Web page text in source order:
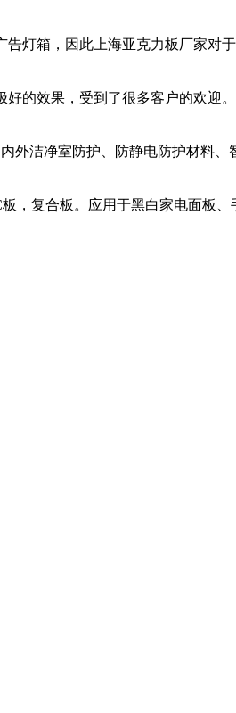
灯箱，因此上海亚克力板厂家对
的效果，受到了很多客户的欢迎
洁净室防护、防静电防护材料、
，复合板。应用于黑白家电面板